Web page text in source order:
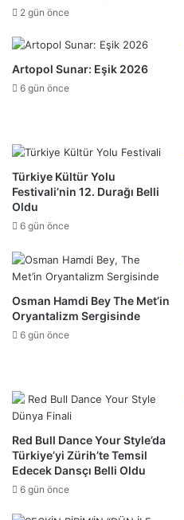
2 gün önce
Artopol Sunar: Eşik 2026
6 gün önce
Türkiye Kültür Yolu
Festivali’nin 12. Durağı Belli
Oldu
6 gün önce
Osman Hamdi Bey The Met’in
Oryantalizm Sergisinde
6 gün önce
Red Bull Dance Your Style’da
Türkiye’yi Zürih’te Temsil
Edecek Dansçı Belli Oldu
6 gün önce